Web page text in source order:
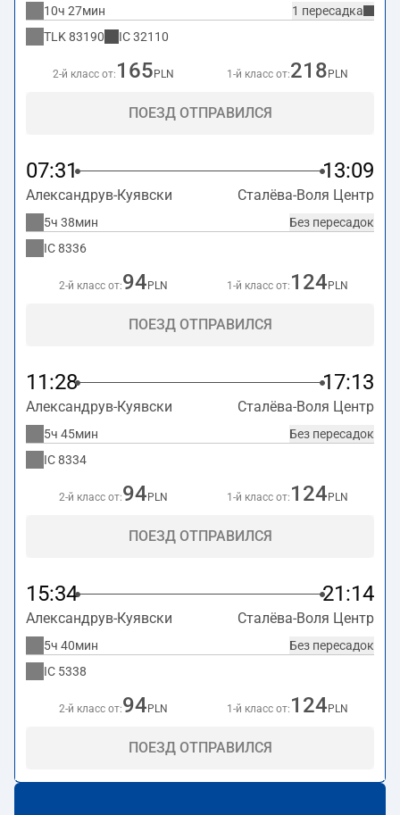
1 пересадка
10ч 27мин
TLK 83190 IC32110
2-й класс от: 165 PLN 1-й класс от:218 PLN
ПОЕЗД ОТПРАВИЛСЯ
07:31 13:09
Александрув-Куявски Сталёва-Воля Центр
Без пересадок
5ч 38мин
IC8336
2-й класс от:94 PLN 1-й класс от: 124 PLN
ПОЕЗД ОТПРАВИЛСЯ
11:28 17:13
Александрув-Куявски Сталёва-Воля Центр
Без пересадок
5ч 45мин
IC8334
2-й класс от:94 PLN 1-й класс от: 124 PLN
ПОЕЗД ОТПРАВИЛСЯ
15:34 21:14
Александрув-Куявски Сталёва-Воля Центр
Без пересадок
5ч 40мин
IC 5338
2-й класс от:94 PLN 1-й класс от: 124 PLN
ПОЕЗД ОТПРАВИЛСЯ